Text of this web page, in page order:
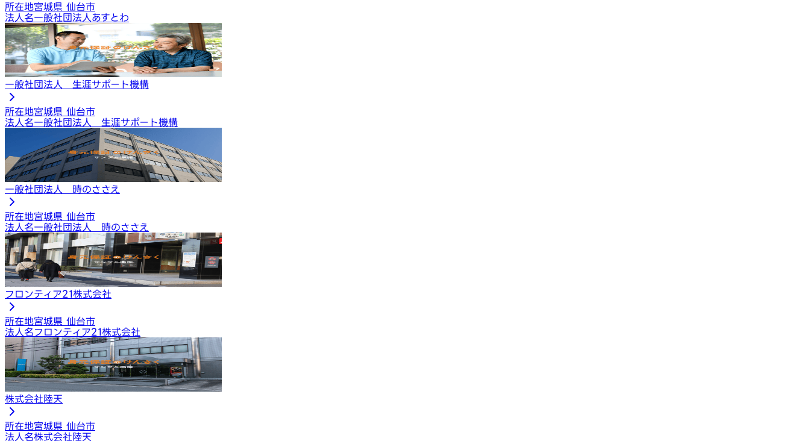
所在地宮城県 仙台市
法人名一般社団法人あすとわ
一般社団法人 生涯サポート機構
所在地宮城県 仙台市
法人名一般社団法人 生涯サポート機構
一般社団法人 時のささえ
所在地宮城県 仙台市
法人名一般社団法人 時のささえ
フロンティア21株式会社
所在地宮城県 仙台市
法人名 フロンティア21株式会社
株式会社陸天
所在地宮城県 仙台市
法人名株式会社陸天